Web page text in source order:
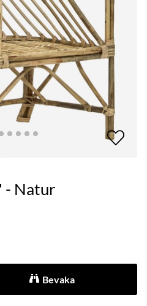
- Natur
Bevaka